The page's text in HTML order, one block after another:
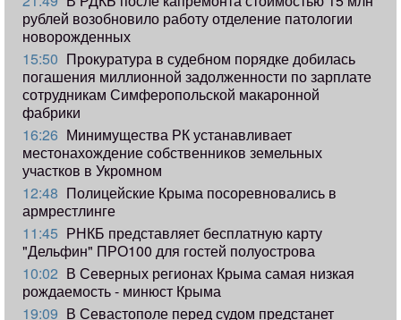
рублей возобновило работу отделение патологии
новорожденных
15:50 Прокуратура в судебном порядке добилась
погашения миллионной задолженности по зарплате
сотрудникам Симферопольской макаронной
фабрики
16:26 Минимущества РК устанавливает
местонахождение собственников земельных
участков в Укромном
12:48 Полицейские Крыма посоревновались в
армрестлинге
11:45 РНКБ представляет бесплатную карту
"Дельфин" ПРО100 для гостей полуострова
10:02 В Северных регионах Крыма самая низкая
рождаемость - минюст Крыма
19:09 В Севастополе перед судом предстанет